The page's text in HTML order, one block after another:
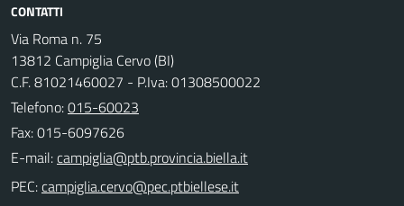
CONTATTI
Via Roma n. 75
13812 Campiglia Cervo (BI)
C.F. 81021460027 - P.Iva: 01308500022
Telefono:015-60023
Fax: 015-6097626
E-mail:
PEC: